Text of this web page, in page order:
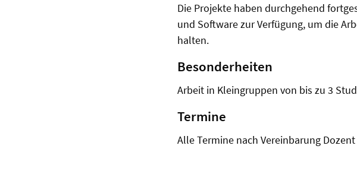
Die Projekte haben durchgehend
und Software zur Verfügung, um die
halten.
Besonderheiten
Arbeit in Kleingruppen von bis zu 3
Termine
Alle Termine nach Vereinbarung